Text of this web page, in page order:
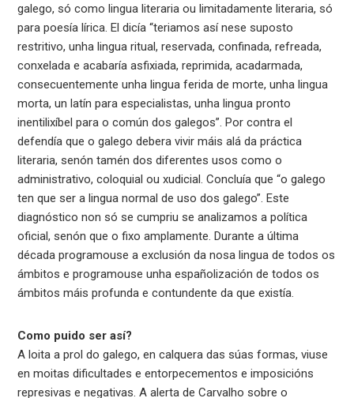
galego, só como lingua literaria ou limitadamente literaria, só
para poesía lírica. El dicía “teriamos así nese suposto
restritivo, unha lingua ritual, reservada, confinada, refreada,
conxelada e acabaría asfixiada, reprimida, acadarmada,
consecuentemente unha lingua ferida de morte, unha lingua
morta, un latín para especialistas, unha lingua pronto
inentilixíbel para o común dos galegos”. Por contra el
defendía que o galego debera vivir máis alá da práctica
literaria, senón tamén dos diferentes usos como o
administrativo, coloquial ou xudicial. Concluía que “o galego
ten que ser a lingua normal de uso dos galego”. Este
diagnóstico non só se cumpriu se analizamos a política
oficial, senón que o fixo amplamente. Durante a última
década programouse a exclusión da nosa lingua de todos os
ámbitos e programouse unha españolización de todos os
ámbitos máis profunda e contundente da que existía.
Como puido ser así?
A loita a prol do galego, en calquera das súas formas, viuse
en moitas dificultades e entorpecementos e imposicións
represivas e negativas. A alerta de Carvalho sobre o